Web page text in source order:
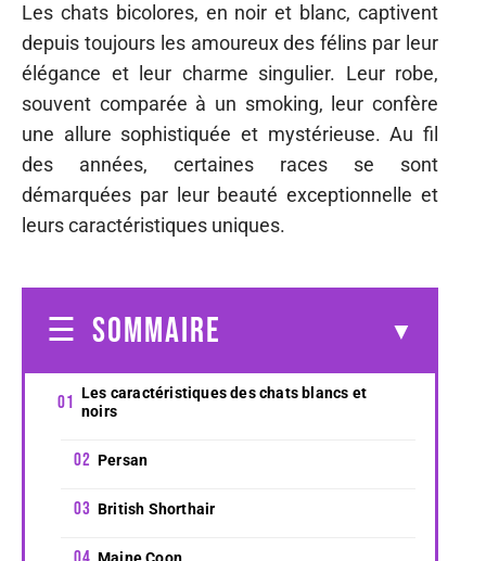
Les chats bicolores, en noir et blanc, captivent
depuis toujours les amoureux des félins par leur
élégance et leur charme singulier. Leur robe,
souvent comparée à un smoking, leur confère
une allure sophistiquée et mystérieuse. Au fil
des années, certaines races se sont
démarquées par leur beauté exceptionnelle et
leurs caractéristiques uniques.
SOMMAIRE
Les caractéristiques des chats blancs et
noirs
Persan
British Shorthair
Maine Coon